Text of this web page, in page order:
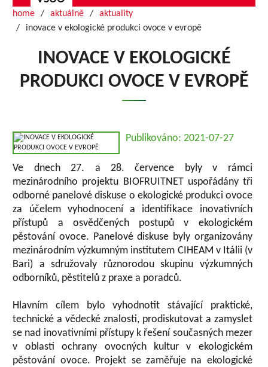
home aktuálně
aktuality
inovace v ekologické produkci ovoce v evropě
INOVACE V EKOLOGICKÉ
PRODUKCI OVOCE V EVROPĚ
Publikováno: 2021-07-27
Ve dnech 27. a 28. července byly v rámci
mezinárodního projektu BIOFRUITNET uspořádány tři
odborné panelové diskuse o ekologické produkci ovoce
za účelem vyhodnocení a identifikace inovativních
přístupů a osvědčených postupů v ekologickém
pěstování ovoce. Panelové diskuse byly organizovány
mezinárodním výzkumným institutem CIHEAM v Itálii (v
Bari) a sdružovaly různorodou skupinu výzkumných
odborníků, pěstitelů z praxe a poradců.
Hlavním cílem bylo vyhodnotit stávající praktické,
technické a vědecké znalosti, prodiskutovat a zamyslet
se nad inovativními přístupy k řešení současných mezer
v oblasti ochrany ovocných kultur v ekologickém
pěstování ovoce. Projekt se zaměřuje na ekologické